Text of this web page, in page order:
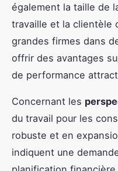
également la taille de
travaille et la clientèle
grandes firmes dans
offrir des avantages
de performance
Concernant les
du travail pour les
robuste et en
indiquent une